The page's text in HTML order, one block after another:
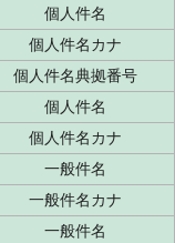
個人件名
個人件名カナ
個人件名典拠番号
個人件名
個人件名カナ
一般件名
一般件名カナ
一般件名